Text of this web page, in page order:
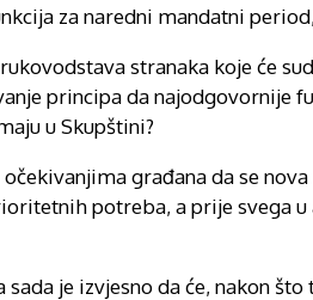
za naredni mandatni
stranaka koje će
principa da najodgovornije
u Skupštini?
građana da se
potreba, a prije svega
je izvjesno da će, nakon